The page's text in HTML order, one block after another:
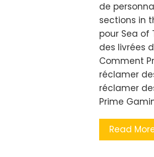
de
sections in
pour Sea of
des livrées
Comment
réclamer
réclamer
Prime
Read